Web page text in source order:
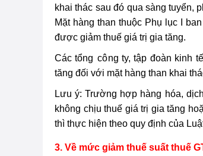
khai thác sau đó qua sàng tuyển,
Mặt hàng than thuộc Phụ lục I
được giảm thuế giá trị gia tăng.
Các tổng công ty, tập đoàn kinh
tăng đối với mặt hàng than khai
Lưu ý: Trường hợp hàng hóa,
không chịu thuế giá trị gia tăng
thì thực hiện theo quy định của
3. Về mức giảm thuế suất thuế